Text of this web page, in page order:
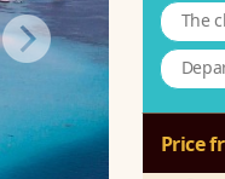
The
Price